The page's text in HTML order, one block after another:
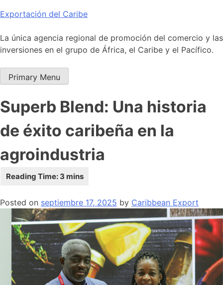
Skip
content
Exportación del Caribe
La única agencia regional de promoción del comercio y las
inversiones en el grupo de África, el Caribe y el Pacífico.
Primary Menu
Superb Blend: Una historia
de éxito caribeña en la
agroindustria
Posted on septiembre 17, 2025 by Caribbean Export